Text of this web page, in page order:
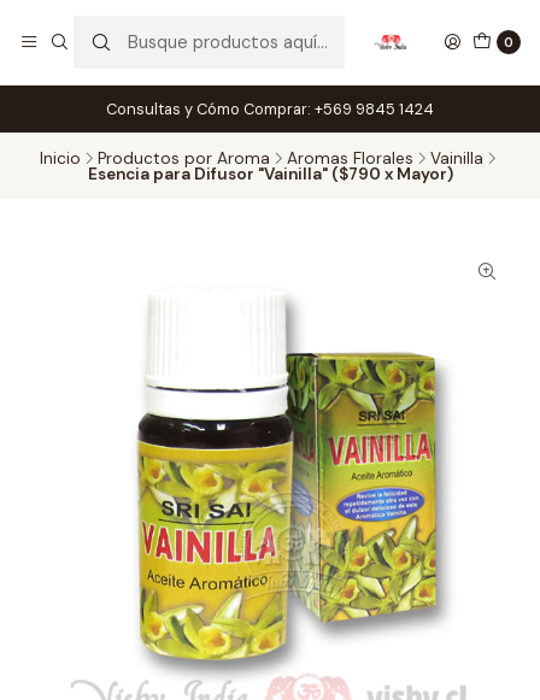
0
Consultas y Cómo Comprar: +569 9845 1424
Inicio Productos por Aroma Aromas Florales Vainilla
Esencia para Difusor "Vainilla" ($790 x Mayor)